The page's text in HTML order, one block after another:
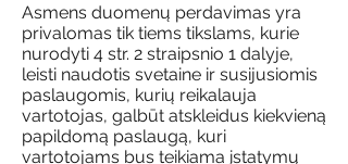
Asmens duomenų perdavimas yra
privalomas tik tiems tikslams, kurie
nurodyti 4 str. 2 straipsnio 1 dalyje,
leisti naudotis svetaine ir susijusiomis
paslaugomis, kurių reikalauja
vartotojas, galbūt atskleidus kiekvieną
papildomą paslaugą, kuri
vartotojams bus teikiama įstatymų